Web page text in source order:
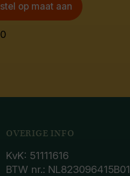
op maat aan
OVERIGE INFO
KvK: 51111616
BTW nr.: NL823096415B01